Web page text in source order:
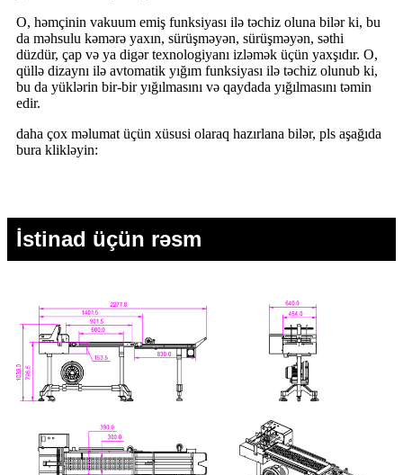
O, həmçinin vakuum emiş funksiyası ilə təchiz oluna bilər ki, bu
da məhsulu kəmərə yaxın, sürüşməyən, sürüşməyən, səthi
düzdür, çap və ya digər texnologiyanı izləmək üçün yaxşıdır. O,
qüllə dizaynı ilə avtomatik yığım funksiyası ilə təchiz olunub ki,
bu da yüklərin bir-bir yığılmasını və qaydada yığılmasını təmin
edir.
daha çox məlumat üçün xüsusi olaraq hazırlana bilər, pls aşağıda
bura klikləyin:
İstinad üçün rəsm